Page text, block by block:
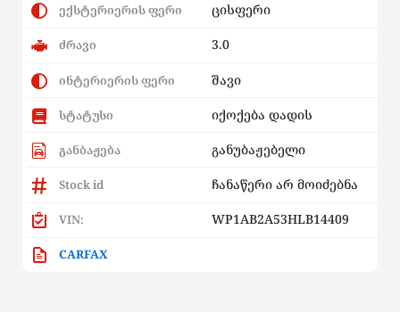
ექსტერიერის ფერი ცისფერი
ძრავი 3.0
ინტერიერის ფერი შავი
სტატუსი იქოქება დადის
განბაჟება განუბაჟებელი
Stock id ჩანაწერი არ მოიძებნა
VIN: WP1AB2A53HLB14409
CARFAX